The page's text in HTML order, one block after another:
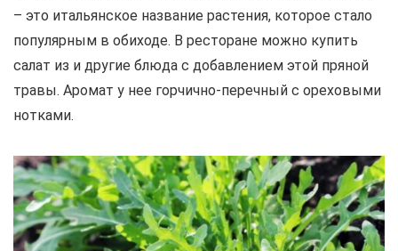
– это итальянское название растения, которое стало
популярным в обиходе. В ресторане можно купить
салат из и другие блюда с добавлением этой пряной
травы. Аромат у нее горчично-перечный с ореховыми
нотками.